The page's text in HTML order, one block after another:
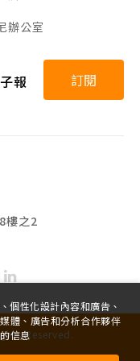
辦公室
報 訂閱
樓之2
Reserved.
個性化設計內容和廣告、
體、廣告和分析合作夥伴
信息